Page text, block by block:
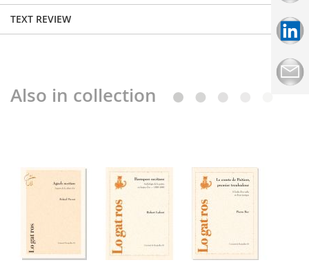
TEXT REVIEW
Also in collection